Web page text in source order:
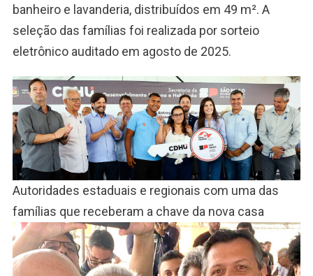
banheiro e lavanderia, distribuídos em 49 m². A
seleção das famílias foi realizada por sorteio
eletrônico auditado em agosto de 2025.
Autoridades estaduais e regionais com uma das
famílias que receberam a chave da nova casa